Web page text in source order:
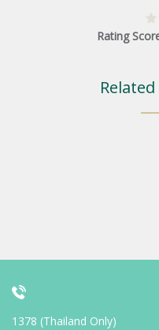
Rating
1378 (Thailand Only)